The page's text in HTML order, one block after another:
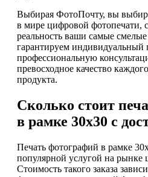
Выбирая ФотоПочту, вы
в мире цифровой фотопечати,
реальность ваши самые
гарантируем индивидуальный
профессиональную
превосходное качество
продукта.
Сколько стоит
в рамке 30х30 с
Печать фотографий в рамке
популярной услугой на
Стоимость такого заказа